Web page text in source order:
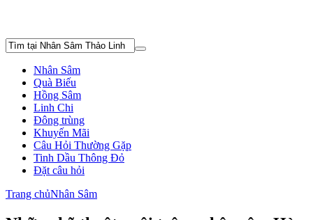
Nhân Sâm
Quà Biếu
Hồng Sâm
Linh Chi
Đông trùng
Khuyến Mãi
Câu Hỏi Thường Gặp
Tinh Dầu Thông Đỏ
Đặt câu hỏi
Trang chủNhân Sâm